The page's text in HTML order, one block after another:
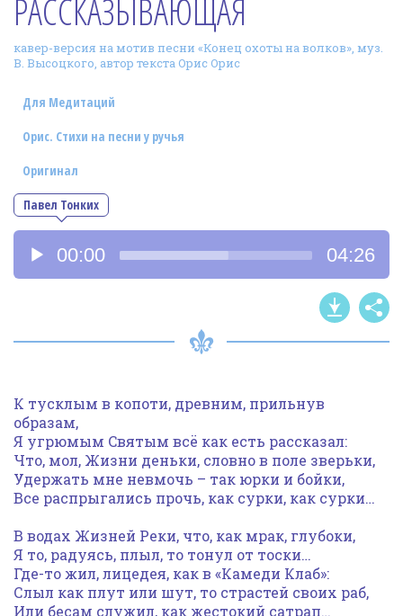
Фотогалерея
In English
Видео
Ииссиидиология
Номера песен
РАССКАЗЫВАЮЩАЯ
кавер-версия на мотив песни «Конец охоты на волков», муз.
В. Высоцкого, автор текста Орис Орис
Для Медитаций
Павел Тонких
Орис. Стихи на песни у ручья
Оригинал
Аудиоплеер
00:00 04:26
К тусклым в копоти, древним, прильнув
образам,
Я угрюмым Cвятым всё как есть рассказал:
Что, мол, Жизни деньки, словно в поле зверьки,
Удержать мне невмочь – так юрки и бойки,
Все распрыгались прочь, как сурки, как сурки…
В водах Жизней Реки, что, как мрак, глубоки,
Я то, радуясь, плыл, то тонул от тоски…
Где-то жил, лицедея, как в «Камеди Клаб»:
Слыл как плут или шут, то страстей своих раб,
Или бесам служил, как жестокий сатрап…